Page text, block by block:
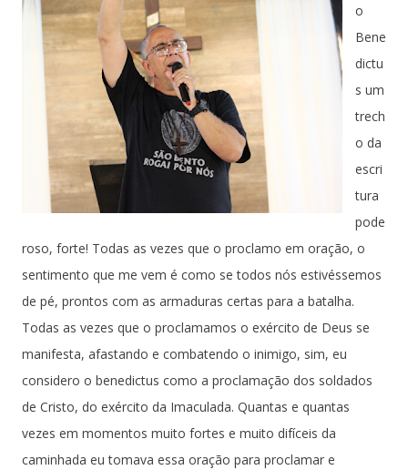
o
Bene
dictu
s um
trech
o da
escri
tura
pode
roso, forte! Todas as vezes que o proclamo em oração, o
sentimento que me vem é como se todos nós estivéssemos
de pé, prontos com as armaduras certas para a batalha.
Todas as vezes que o proclamamos o exército de Deus se
manifesta, afastando e combatendo o inimigo, sim, eu
considero o benedictus como a proclamação dos soldados
de Cristo, do exército da Imaculada. Quantas e quantas
vezes em momentos muito fortes e muito difíceis da
caminhada eu tomava essa oração para proclamar e